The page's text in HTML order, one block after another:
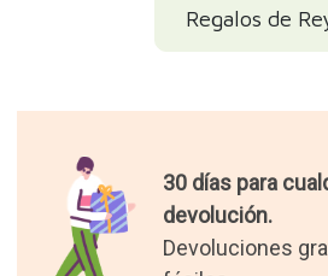
Regalos de
30 días para
devolución.
Devoluciones